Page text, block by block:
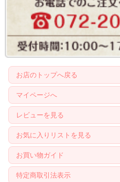
お店のトップへ戻る
マイページへ
レビューを見る
お気に入りリストを見る
お買い物ガイド
特定商取引法表示